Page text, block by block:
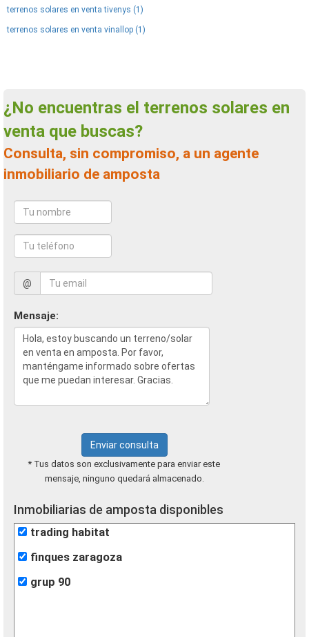
terrenos solares en venta tivenys (1)
terrenos solares en venta vinallop (1)
¿No encuentras el terrenos solares en
venta que buscas?
Consulta, sin compromiso, a un agente
inmobiliario de amposta
@
Mensaje:
Enviar consulta
* Tus datos son exclusivamente para enviar este
mensaje, ninguno quedará almacenado.
Inmobiliarias de amposta disponibles
trading habitat
finques zaragoza
grup 90